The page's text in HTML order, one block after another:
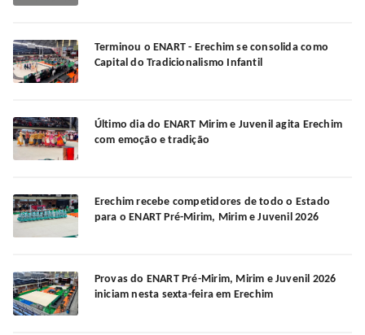
Terminou o ENART - Erechim se consolida como
Capital do Tradicionalismo Infantil
Último dia do ENART Mirim e Juvenil agita Erechim
com emoção e tradição
Erechim recebe competidores de todo o Estado
para o ENART Pré-Mirim, Mirim e Juvenil 2026
Provas do ENART Pré-Mirim, Mirim e Juvenil 2026
iniciam nesta sexta-feira em Erechim